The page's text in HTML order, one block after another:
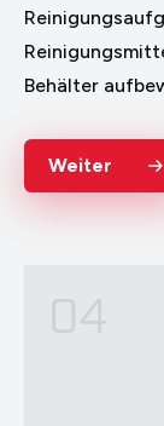
Behälter
Weiter